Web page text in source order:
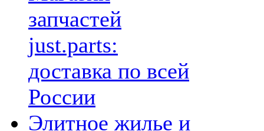
запчастей
just.parts:
доставка по всей
России
Элитное жилье и